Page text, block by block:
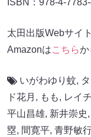
太田出版Webサイ
Amazonはこちらか
いがわゆり蚊,
ド花月 , もも, レイ
平山昌雄, 新井崇史,
塁, 間寛平, 青野敏